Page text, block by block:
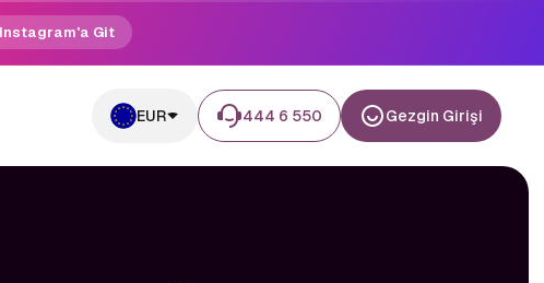
Instagram'a Git
EUR 444 6 550 Gezgin Girişi